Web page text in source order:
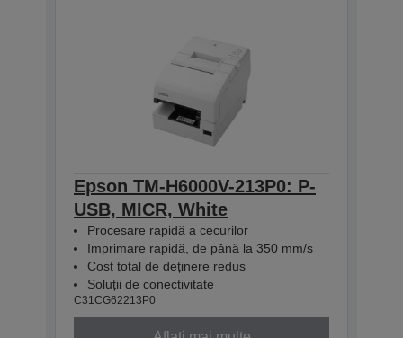
Epson TM-H6000V-213P0: P-
USB, MICR, White
Procesare rapidă a cecurilor
Imprimare rapidă, de până la 350 mm/s
Cost total de deținere redus
Soluții de conectivitate
C31CG62213P0